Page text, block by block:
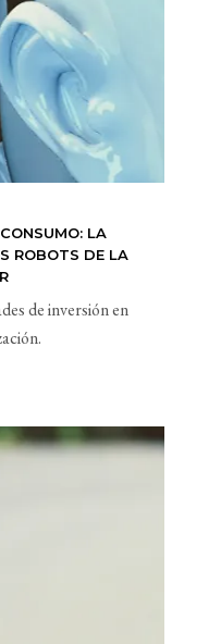
LA
ROBOTS DE LA
de inversión en